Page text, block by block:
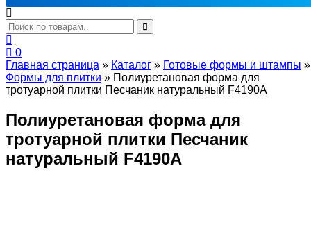
0
Главная страница » Каталог » Готовые формы и штампы »
Формы для плитки » Полиуретановая форма для
тротуарной плитки Песчаник натуральный F4190A
Полиуретановая форма для
тротуарной плитки Песчаник
натуральный F4190A